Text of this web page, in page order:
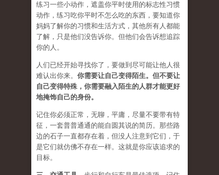
练习一些小动作，遮盖你平时使用的标志性习惯
动作，练习吃你平时不怎么吃的东西，要知道你
妈妈了解你的习惯和生活方式，其他所有人都能
了解，只是他们没告诉你。但他们会告诉想追踪
你的人。
人们已经开始寻找你了，要做到尽可能让他人很
难认出你来。 你需要让自己变得陌生。但不要让
自己变得特殊，你需要融入陌生的人群才能更好
地掩饰自己的身份。
记住你必须正常，无聊，平庸，尽量不要带有特
征，一套普普通通的能自圆其说的简历。那些路
边的石子一直都存在着，但没人注意到它们，于
是它们就仿佛不存在一样。这就是你应该追求的
目标。